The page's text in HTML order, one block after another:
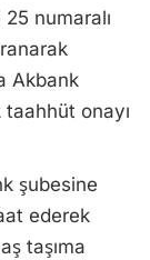
numaralı
Akbank
taahhüt onayı
şubesine
ederek
taşıma